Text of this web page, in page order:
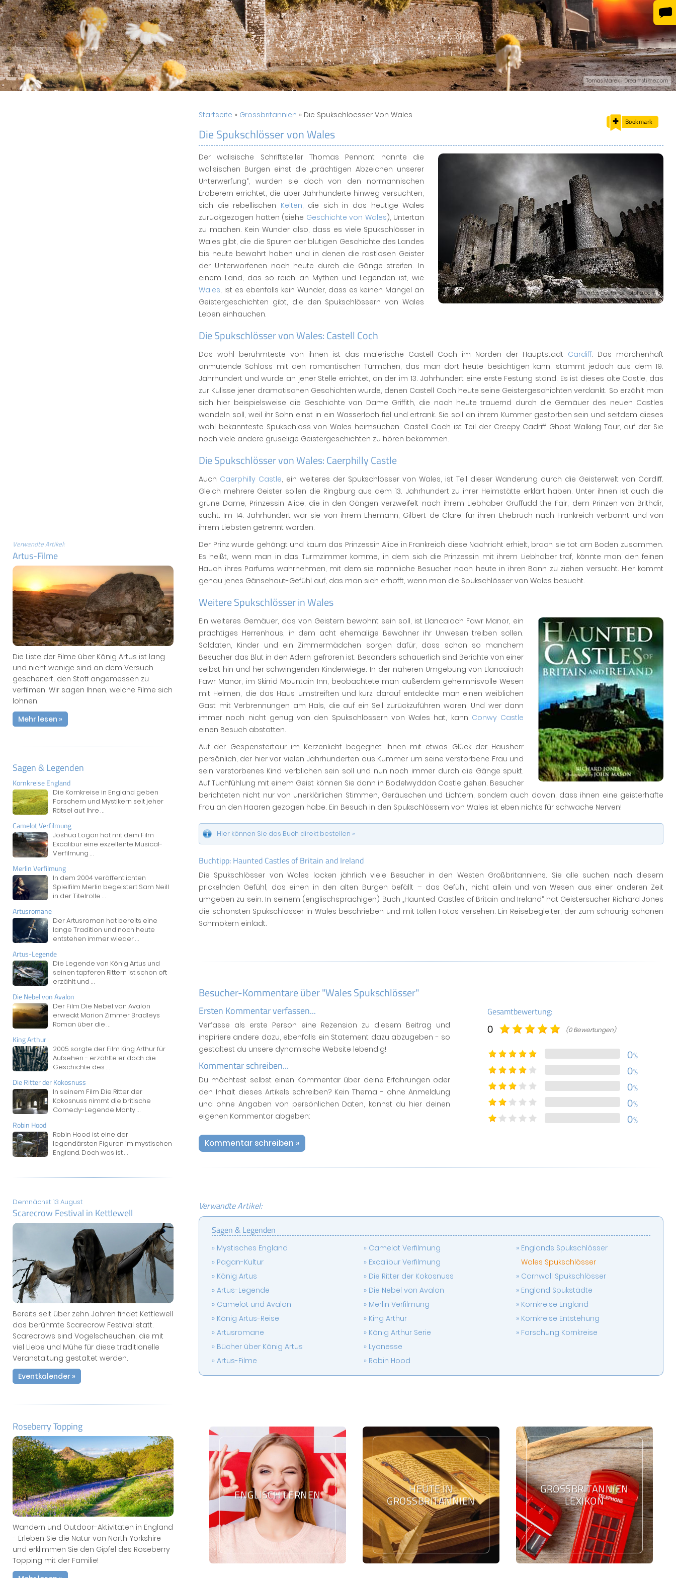
Tomas Marek | Dreamstime.com
Bookmark
Verwandte Artikel:
Artus-Filme
Die Liste der Filme über König Artus ist lang
und nicht wenige sind an dem Versuch
gescheitert, den Stoff angemessen zu
verfilmen. Wir sagen Ihnen, welche Filme sich
lohnen.
Mehr lesen »
Sagen & Legenden
Kornkreise England
Die Kornkreise in England geben
Forschern und Mystikern seit jeher
Rätsel auf. Ihre ...
Camelot Verfilmung
Joshua Logan hat mit dem Film
Excalibur eine exzellente Musical-
Verfilmung ...
Merlin Verfilmung
In dem 2004 veröffentlichten
Spielfilm Merlin begeistert Sam Neill
in der Titelrolle ...
Artusromane
Der Artusroman hat bereits eine
lange Tradition und noch heute
entstehen immer wieder...
Artus-Legende
Die Legende von König Artus und
seinen tapferen Rittern ist schon oft
erzählt und ...
Die Nebel von Avalon
Der Film Die Nebel von Avalon
erweckt Marion Zimmer Bradleys
Roman über die ...
King Arthur
2005 sorgte der Film King Arthur für
Aufsehen - erzählte er doch die
Geschichte des ...
Die Ritter der Kokosnuss
In seinem Film Die Ritter der
Kokosnuss nimmt die britische
Comedy-Legende Monty...
Robin Hood
Robin Hood ist eine der
legendärsten Figuren im mystischen
England. Doch was ist...
Demnächst: 13 August
Scarecrow Festival in Kettlewell
Bereits seit über zehn Jahren findet Kettlewell
das berühmte Scarecrow Festival statt.
Scarecrows sind Vogelscheuchen, die mit
viel Liebe und Mühe für diese traditionelle
Veranstaltung gestaltet werden.
Eventkalender »
Roseberry Topping
Wandern und Outdoor-Aktivitäten in England
- Erleben Sie die Natur von North Yorkshire
und erklimmen Sie den Gipfel des Roseberry
Topping mit der Familie!
Startseite » Grossbritannien » Die Spukschloesser Von Wales
Die Spukschlösser von Wales
© Carlos Caetano/ Fotolia.com
Der walisische Schriftsteller Thomas Pennant nannte die
walisischen Burgen einst die „prächtigen Abzeichen unserer
Unterwerfung“, wurden sie doch von den normannischen
Eroberern errichtet, die über Jahrhunderte hinweg versuchten,
sich die rebellischen Kelten, die sich in das heutige Wales
zurückgezogen hatten (siehe Geschichte von Wales), Untertan
zu machen. Kein Wunder also, dass es viele Spukschlösser in
Wales gibt, die die Spuren der blutigen Geschichte des Landes
bis heute bewahrt haben und in denen die rastlosen Geister
der Unterworfenen noch heute durch die Gänge streifen. In
einem Land, das so reich an Mythen und Legenden ist, wie
Wales, ist es ebenfalls kein Wunder, dass es keinen Mangel an
Geistergeschichten gibt, die den Spukschlössern von Wales
Leben einhauchen.
Die Spukschlösser von Wales: Castell Coch
Das wohl berühmteste von ihnen ist das malerische Castell Coch im Norden der Hauptstadt Cardiff. Das märchenhaft
anmutende Schloss mit den romantischen Türmchen, das man dort heute besichtigen kann, stammt jedoch aus dem 19.
Jahrhundert und wurde an jener Stelle errichtet, an der im 13. Jahrhundert eine erste Festung stand. Es ist dieses alte Castle, das
zur Kulisse jener dramatischen Geschichten wurde, denen Castell Coch heute seine Geistergeschichten verdankt. So erzählt man
sich hier beispielsweise die Geschichte von Dame Griffith, die noch heute trauernd durch die Gemäuer des neuen Castles
wandeln soll, weil ihr Sohn einst in ein Wasserloch fiel und ertrank. Sie soll an ihrem Kummer gestorben sein und seitdem dieses
wohl bekannteste Spukschloss von Wales heimsuchen. Castell Coch ist Teil der Creepy Cadriff Ghost Walking Tour, auf der Sie
noch viele andere gruselige Geistergeschichten zu hören bekommen.
Die Spukschlösser von Wales: Caerphilly Castle
Auch Caerphilly Castle, ein weiteres der Spukschlösser von Wales, ist Teil dieser Wanderung durch die Geisterwelt von Cardiff.
Gleich mehrere Geister sollen die Ringburg aus dem 13. Jahrhundert zu ihrer Heimstätte erklärt haben. Unter ihnen ist auch die
grüne Dame, Prinzessin Alice, die in den Gängen verzweifelt nach ihrem Liebhaber Gruffudd the Fair, dem Prinzen von Brithdir,
sucht. Im 14. Jahrhundert war sie von ihrem Ehemann, Gilbert de Clare, für ihren Ehebruch nach Frankreich verbannt und von
ihrem Liebsten getrennt worden.
Der Prinz wurde gehängt und kaum das Prinzessin Alice in Frankreich diese Nachricht erhielt, brach sie tot am Boden zusammen.
Es heißt, wenn man in das Turmzimmer komme, in dem sich die Prinzessin mit ihrem Liebhaber traf, könnte man den feinen
Hauch ihres Parfums wahrnehmen, mit dem sie männliche Besucher noch heute in ihren Bann zu ziehen versucht. Hier kommt
genau jenes Gänsehaut-Gefühl auf, das man sich erhofft, wenn man die Spukschlösser von Wales besucht.
Weitere Spukschlösser in Wales
Ein weiteres Gemäuer, das von Geistern bewohnt sein soll, ist Llancaiach Fawr Manor, ein
prächtiges Herrenhaus, in dem acht ehemalige Bewohner ihr Unwesen treiben sollen.
Soldaten, Kinder und ein Zimmermädchen sorgen dafür, dass schon so manchem
Besucher das Blut in den Adern gefroren ist. Besonders schauerlich sind Berichte von einer
selbst hin und her schwingenden Kinderwiege. In der näheren Umgebung von Llancaiach
Fawr Manor, im Skirrid Mountain Inn, beobachtete man außerdem geheimnisvolle Wesen
mit Helmen, die das Haus umstreiften und kurz darauf entdeckte man einen weiblichen
Gast mit Verbrennungen am Hals, die auf ein Seil zurückzuführen waren. Und wer dann
immer noch nicht genug von den Spukschlössern von Wales hat, kann Conwy Castle
einen Besuch abstatten.
Auf der Gespenstertour im Kerzenlicht begegnet Ihnen mit etwas Glück der Hausherr
persönlich, der hier vor vielen Jahrhunderten aus Kummer um seine verstorbene Frau und
sein verstorbenes Kind verblichen sein soll und nun noch immer durch die Gänge spukt.
Auf Tuchfühlung mit einem Geist können Sie dann in Bodelwyddan Castle gehen. Besucher
berichteten nicht nur von unerklärlichen Stimmen, Geräuschen und Lichtern, sondern auch davon, dass ihnen eine geisterhafte
Frau an den Haaren gezogen habe. Ein Besuch in den Spukschlössern von Wales ist eben nichts für schwache Nerven!
Hier können Sie das Buch direkt bestellen »
Buchtipp: Haunted Castles of Britain and Ireland
Die Spukschlösser von Wales locken jährlich viele Besucher in den Westen Großbritanniens. Sie alle suchen nach diesem
prickelnden Gefühl, das einen in den alten Burgen befällt – das Gefühl, nicht allein und von Wesen aus einer anderen Zeit
umgeben zu sein. In seinem (englischsprachigen) Buch „Haunted Castles of Britain and Ireland“ hat Geistersucher Richard Jones
die schönsten Spukschlösser in Wales beschrieben und mit tollen Fotos versehen. Ein Reisebegleiter, der zum schaurig-schönen
Schmökern einlädt.
Besucher-Kommentare über "Wales Spukschlösser"
Gesamtbewertung:
0 (0 Bewertungen)
0%
0%
0%
0%
0%
Ersten Kommentar verfassen...
Verfasse als erste Person eine Rezension zu diesem Beitrag und
inspiriere andere dazu, ebenfalls ein Statement dazu abzugeben - so
gestaltest du unsere dynamische Website lebendig!
Kommentar schreiben...
Du möchtest selbst einen Kommentar über deine Erfahrungen oder
den Inhalt dieses Artikels schreiben? Kein Thema - ohne Anmeldung
und ohne Angaben von persönlichen Daten, kannst du hier deinen
eigenen Kommentar abgeben:
Kommentar schreiben »
Verwandte Artikel:
Sagen & Legenden
Mystisches England
Pagan-Kultur
König Artus
Artus-Legende
Camelot und Avalon
König Artus-Reise
Artusromane
Bücher über König Artus
Artus-Filme
Camelot Verfilmung
Excalibur Verfilmung
Die Ritter der Kokosnuss
Die Nebel von Avalon
Merlin Verfilmung
King Arthur
König Arthur Serie
Lyonesse
Robin Hood
Englands Spukschlösser
Wales Spukschlösser
Cornwall Spukschlösser
England Spukstädte
Kornkreise England
Kornkreise Entstehung
Forschung Kornkreise
ENGLISCH LERNEN HEUTE IN
GROSSBRITANNIEN
GROSSBRITANNIEN L
EXIKON